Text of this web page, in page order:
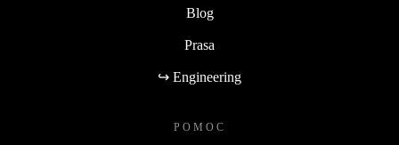
Blog
Prasa
↪ Engineering
POMOC